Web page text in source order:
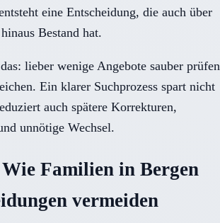
eine Entscheidung, die auch über
Bestand hat.
lieber wenige Angebote sauber prüfen
Ein klarer Suchprozess spart nicht
auch spätere Korrekturen,
unnötige Wechsel.
Familien in Bergen
vermeiden